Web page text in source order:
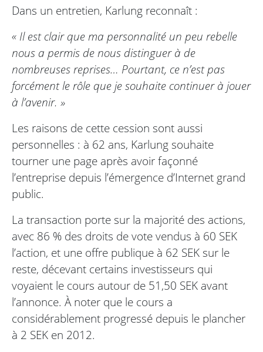
Dans un entretien, Karlung reconnaît :
« Il est clair que ma personnalité un peu rebelle
nous a permis de nous distinguer à de
nombreuses reprises… Pourtant, ce n’est pas
forcément le rôle que je souhaite continuer à jouer
à l’avenir. »
Les raisons de cette cession sont aussi
personnelles : à 62 ans, Karlung souhaite
tourner une page après avoir façonné
l’entreprise depuis l’émergence d’Internet grand
public.
La transaction porte sur la majorité des actions,
avec 86 % des droits de vote vendus à 60 SEK
l’action, et une offre publique à 62 SEK sur le
reste, décevant certains investisseurs qui
voyaient le cours autour de 51,50 SEK avant
l’annonce. À noter que le cours a
considérablement progressé depuis le plancher
à 2 SEK en 2012.